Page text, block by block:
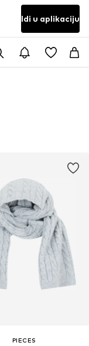
Idi u aplikaciju
PIECES